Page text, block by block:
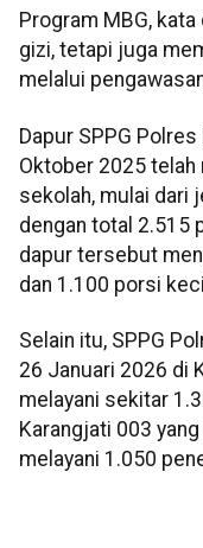
Program MBG,
gizi, tetapi juga
melalui
Dapur SPPG
Oktober 2025 telah
sekolah, mulai dari
dengan total 2.515
dapur tersebut
dan 1.100 porsi
Selain itu, SPPG
26 Januari 2026 di
melayani sekitar
Karangjati 003
melayani 1.050